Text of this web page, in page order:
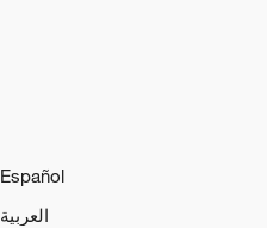
Español
العربية